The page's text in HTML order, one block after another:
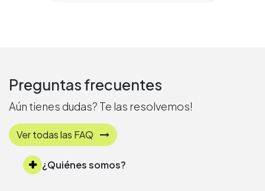
Preguntas frecuentes
Aún tienes dudas? Te las resolvemos!
Ver todas las FAQ
¿Quiénes somos?